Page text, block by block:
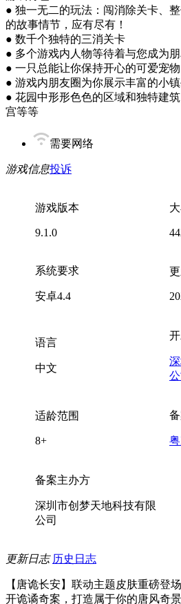
● 独一无二的玩法：闯消除关卡、
的故事情节，应有尽有！
● 数千个独特的三消关卡
● 多个游戏内人物等待着与您成为
● 一只总能让你保持开心的可爱宠物
● 游戏内朋友圈为你展示丰富的小
● 花园中形形色色的区域和独特建
宫等等
需要网络
游戏信息投诉
游戏版本
9.1.0
系统要求
安卓4.4
语言
中文
公
适龄范围
8+
备案主办方
深圳市创梦天地科技有限
公司
更新日志 历史日志
【唐诡长安】联动主题皮肤重磅登
开诡谲奇案，打造属于你的唐风奇